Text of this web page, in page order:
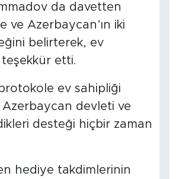
da davetten
Azerbaycan’ın iki
belirterek, ev
teşekkür etti.
ev sahipliği
Azerbaycan devleti ve
desteği hiçbir zaman
hediye takdimlerinin